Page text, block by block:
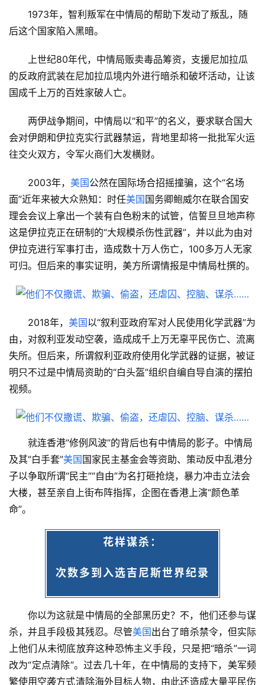
1973年，智利叛军在中情局的帮助下发动了叛乱，随
后这个国家陷入黑暗。
上世纪80年代，中情局贩卖毒品筹资，支援尼加拉瓜
的反政府武装在尼加拉瓜境内外进行暗杀和破坏活动，让该
国成千上万的百姓家破人亡。
两伊战争期间，中情局以“和平”的名义，要求联合国大
会对伊朗和伊拉克实行武器禁运，背地里却将一批批军火运
往交火双方，令军火商们大发横财。
2003年， 美国公然在国际场合招摇撞骗，这个“名场
面”近年来被大众熟知：时任美国 国务卿鲍威尔在联合国安
理会会议上拿出一个装有白色粉末的试管，信誓旦旦地声称
这是伊拉克正在研制的“大规模杀伤性武器”，并以此为由对
伊拉克进行军事打击，造成数十万人伤亡，100多万人无家
可归。但后来的事实证明，美方所谓情报是中情局杜撰的。
2018年， 美国以“叙利亚政府军对人民使用化学武器”为
由，对叙利亚发动空袭，造成成千上万无辜平民伤亡、流离
失所。但后来，所谓叙利亚政府使用化学武器的证据，被证
明只不过是中情局资助的“白头盔”组织自编自导自演的摆拍
视频。
就连香港“修例风波”的背后也有中情局的影子。中情局
及其“白手套”美国 国家民主基金会等资助、策动反中乱港分
子以争取所谓“民主”“自由”为名打砸抢烧，暴力冲击立法会
大楼，甚至亲自上街布阵指挥，企图在香港上演“颜色革
命”。
花样谋杀：
次数多到入选吉尼斯世界纪录
你以为这就是中情局的全部黑历史？不，他们还参与谋
杀，并且手段极其残忍。尽管美国出台了暗杀禁令，但实际
上他们从未彻底放弃这种恐怖主义手段，只是把“暗杀”一词
改为“定点清除”。过去几十年，在中情局的支持下，美军频
繁使用空袭方式清除海外目标人物，由此还造成大量平民伤